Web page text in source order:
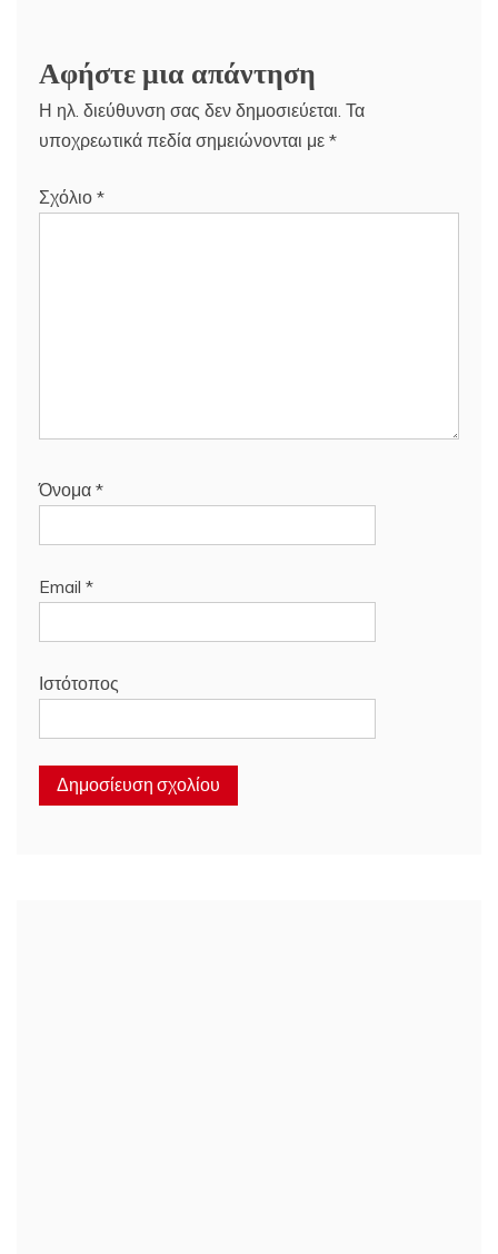
Αφήστε μια απάντηση
Η ηλ. διεύθυνση σας δεν δημοσιεύεται. Τα
υποχρεωτικά πεδία σημειώνονται με *
Σχόλιο *
Όνομα *
Email *
Ιστότοπος